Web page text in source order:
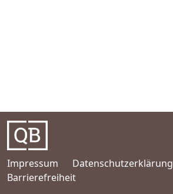
Impressum
Datenschutzerklärung
Barrierefreiheit